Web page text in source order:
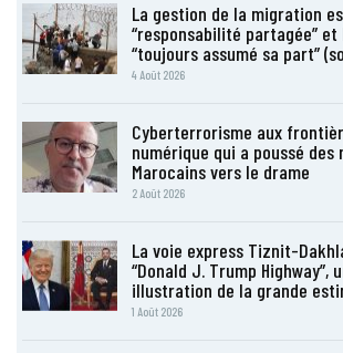
La gestion de la migration
“responsabilité partagée” et
“toujours assumé sa part”
4 Août 2026
Cyberterrorisme aux
numérique qui a poussé des
Marocains vers le drame
2 Août 2026
La voie express Tiznit-
“Donald J. Trump Highway”,
illustration de la grande
1 Août 2026